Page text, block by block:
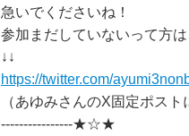
急いでくださいね！
参加まだしていないって方
↓↓
https://twitter.com/
（あゆみさんのX固定ポスト
----------------★☆★